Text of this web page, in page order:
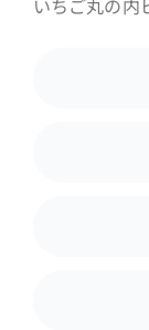
いちご丸の内